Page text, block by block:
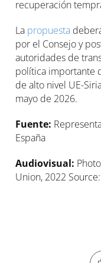
recuperación
La propuesta
por el Consejo y
autoridades de
política importante
de alto nivel UE-
mayo de 2026.
Fuente:
España
Audiovisual:
Union, 2022